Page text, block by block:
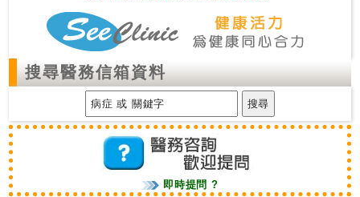
搜尋醫務信箱資料
即時提問 ?